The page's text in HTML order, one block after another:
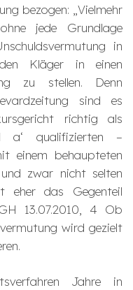
bezogen: „Vielmehr
jede Grundlage
in
Kläger in einen
zu stellen. Denn
sind es
richtig als
a‘ qualifizierten –
einem behaupteten
zwar nicht selten
eher das Gegenteil
13.07.2010, 4 Ob
wird gezielt
Jahre in